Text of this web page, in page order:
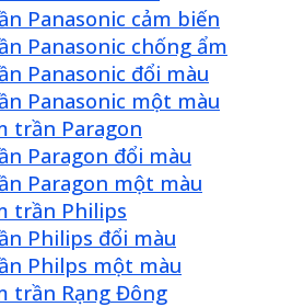
Panasonic cảm biến
Panasonic chống ẩm
Panasonic đổi màu
Panasonic một màu
trần Paragon
Paragon đổi màu
Paragon một màu
trần Philips
Philips đổi màu
Philps một màu
trần Rạng Đông